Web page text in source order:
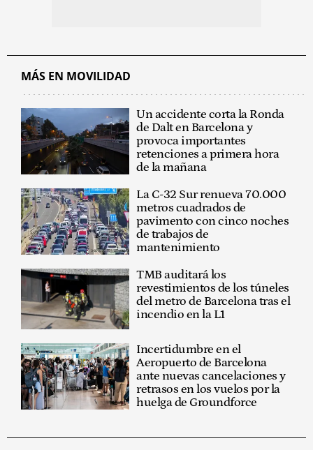
MÁS EN MOVILIDAD
Un accidente corta la Ronda
de Dalt en Barcelona y
provoca importantes
retenciones a primera hora
de la mañana
La C-32 Sur renueva 70.000
metros cuadrados de
pavimento con cinco noches
de trabajos de
mantenimiento
TMB auditará los
revestimientos de los túneles
del metro de Barcelona tras el
incendio en la L1
Incertidumbre en el
Aeropuerto de Barcelona
ante nuevas cancelaciones y
retrasos en los vuelos por la
huelga de Groundforce